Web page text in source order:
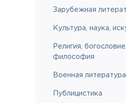
Зарубежная
Культура, наука,
Религия, богословие,
философия
Военная литература
Публицистика